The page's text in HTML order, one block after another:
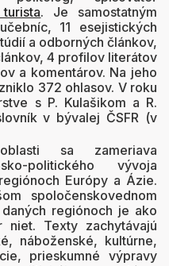
. Je samostatným
11 esejistických
a odborných článkov,
4 profilov literátov
a komentárov. Na jeho
372 ohlasov. V roku
s P. Kulašikom a R.
v bývalej ČSFR (v
sa zameriava
politického vývoja
Európy a Ázie.
spoločenskovednom
regiónoch je ako
niet. Texty zachytávajú
náboženské, kultúrne,
prieskumné výpravy